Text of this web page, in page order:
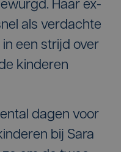
Haar ex-
als verdachte
een strijd over
kinderen
dagen voor
bij Sara